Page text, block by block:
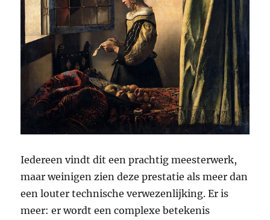
Iedereen vindt dit een prachtig meesterwerk,
maar weinigen zien deze prestatie als meer dan
een louter technische verwezenlijking. Er is
meer: er wordt een complexe betekenis